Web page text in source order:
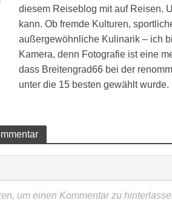
diesem Reiseblog mit auf Reisen.
kann. Ob fremde Kulturen,
außergewöhnliche Kulinarik – ich
Kamera, denn Fotografie ist eine
dass Breitengrad66 bei der
unter die 15 besten gewählt
um einen Kommentar zu